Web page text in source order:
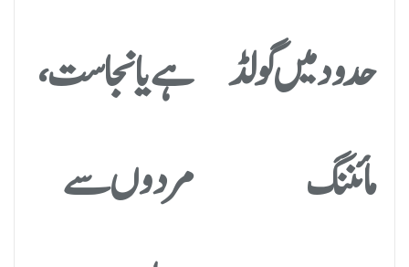
حدود میں گولڈ
مائننگ
ہے یا نجاست،
مردوں سے